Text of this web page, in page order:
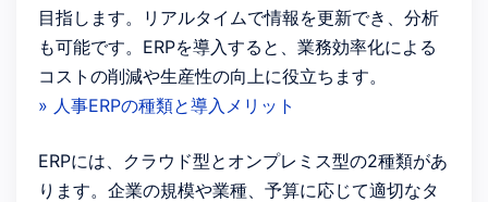
目指します。リアルタイムで情報を更新でき、分析
も可能です。ERPを導入すると、業務効率化による
コストの削減や生産性の向上に役立ちます。
» 人事ERPの種類と導入メリット
ERPには、クラウド型とオンプレミス型の2種類があ
ります。企業の規模や業種、予算に応じて適切なタ